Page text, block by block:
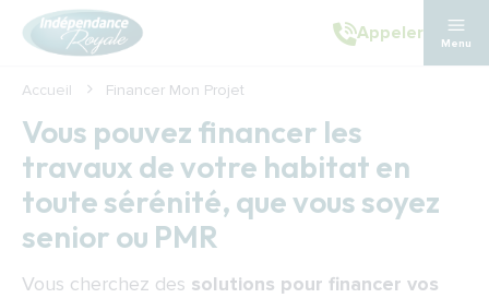
Aller au contenu principal
Appeler
Menu
Accueil Financer Mon Projet
Vous pouvez financer les
travaux de votre habitat en
toute sérénité, que vous soyez
senior ou PMR
Vous cherchez des solutions pour financer vos